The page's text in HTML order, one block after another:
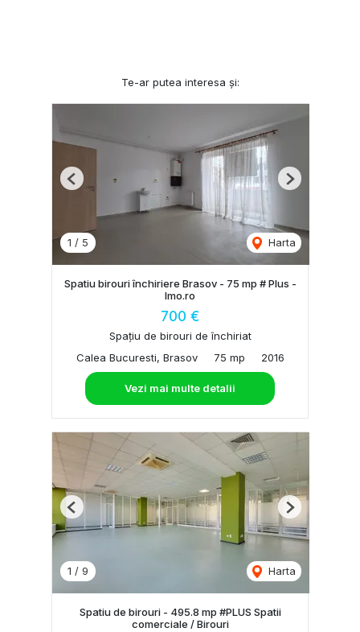
Te-ar putea interesa și:
1 / 5 Harta
Previous Next
Spatiu birouri închiriere Brasov - 75 mp # Plus -
Imo.ro
700 €
Spațiu de birouri de închiriat
Calea Bucuresti, Brasov
75 mp 2016
Vezi mai multe detalii
1 / 9 Harta
Previous Next
Spatiu de birouri - 495.8 mp #PLUS Spatii
comerciale / Birouri